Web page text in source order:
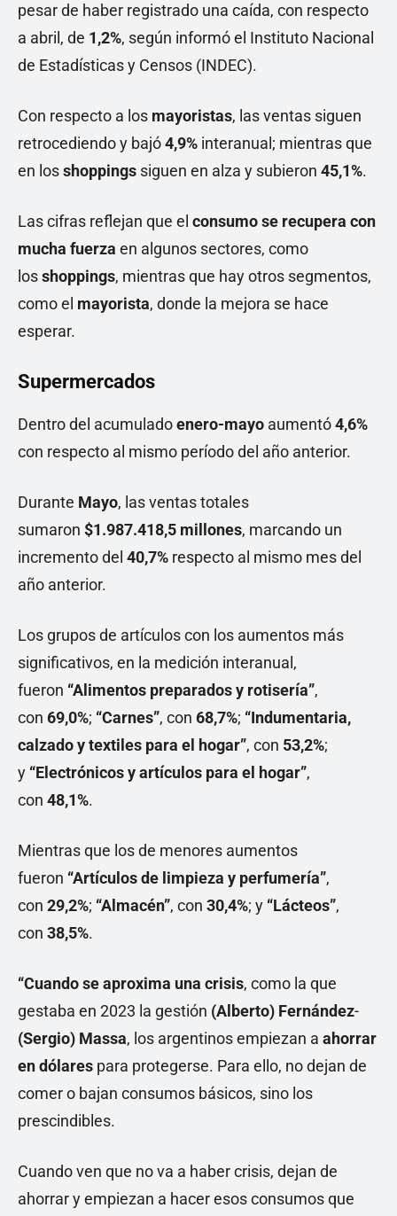
pesar de haber registrado una caída, con respecto
a abril, de 1,2%, según informó el Instituto Nacional
de Estadísticas y Censos (INDEC).
Con respecto a los mayoristas, las ventas siguen
retrocediendo y bajó4,9% interanual; mientras que
en losshoppings siguen en alza y subieron 45,1%.
Las cifras reflejan que el consumo se recupera con
mucha fuerza en algunos sectores, como
losshoppings, mientras que hay otros segmentos,
como el mayorista, donde la mejora se hace
esperar.
Supermercados
Dentro del acumuladoenero-mayo aumentó4,6%
con respecto al mismo período del año anterior.
Durante Mayo, las ventas totales
sumaron $1.987.418,5 millones, marcando un
incremento del 40,7% respecto al mismo mes del
año anterior.
Los grupos de artículos con los aumentos más
significativos, en la medición interanual,
fueron “Alimentos preparados y rotisería”,
con 69,0%; “Carnes”, con 68,7%; “Indumentaria,
calzado y textiles para el hogar”, con 53,2%;
y “Electrónicos y artículos para el hogar”,
con 48,1%.
Mientras que los de menores aumentos
fueron “Artículos de limpieza y perfumería”,
con 29,2%; “Almacén”, con 30,4%; y “Lácteos”,
con 38,5%.
“Cuando se aproxima una crisis, como la que
gestaba en 2023 la gestión (Alberto) Fernández-
(Sergio) Massa, los argentinos empiezan a ahorrar
en dólares para protegerse. Para ello, no dejan de
comer o bajan consumos básicos, sino los
prescindibles.
Cuando ven que no va a haber crisis, dejan de
ahorrar y empiezan a hacer esos consumos que